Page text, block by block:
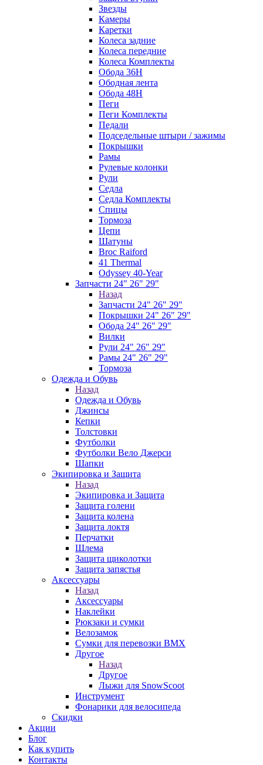
Звезды
Камеры
Каретки
Колеса задние
Колеса передние
Колеса Комплекты
Обода 36H
Ободная лента
Обода 48H
Пеги
Пеги Комплекты
Педали
Подседельные штыри / зажимы
Покрышки
Рамы
Рулевые колонки
Рули
Седла
Седла Комплекты
Спицы
Тормоза
Цепи
Шатуны
Broc Raiford
41 Thermal
Odyssey 40-Year
Запчасти 24" 26" 29"
Назад
Запчасти 24" 26" 29"
Покрышки 24" 26" 29"
Обода 24" 26" 29"
Вилки
Рули 24" 26" 29"
Рамы 24" 26" 29"
Тормоза
Одежда и Обувь
Назад
Одежда и Обувь
Джинсы
Кепки
Толстовки
Футболки
Футболки Вело Джерси
Шапки
Экипировка и Защита
Назад
Экипировка и Защита
Защита голени
Защита колена
Защита локтя
Перчатки
Шлема
Защита щиколотки
Защита запястья
Аксессуары
Назад
Аксессуары
Наклейки
Рюкзаки и сумки
Велозамок
Сумки для перевозки BMX
Другое
Назад
Другое
Лыжи для SnowScoot
Инструмент
Фонарики для велосипеда
Скидки
Акции
Блог
Как купить
Контакты